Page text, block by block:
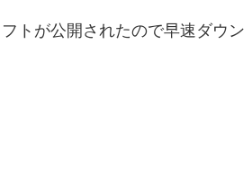
トが公開されたので早速ダウン